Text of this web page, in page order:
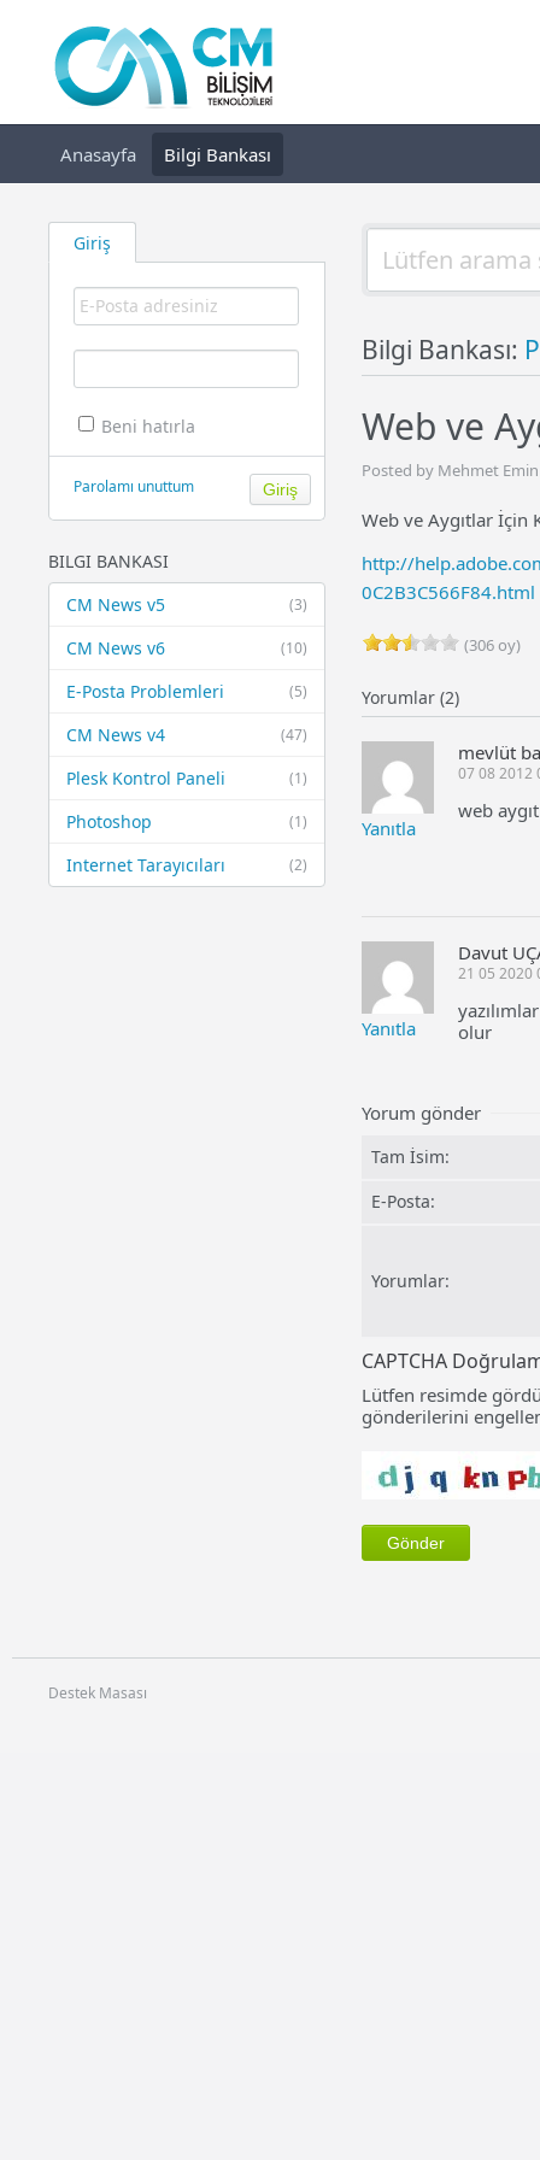
Anasayfa Bilgi Bankası
Giriş
Beni hatırla
Parolamı unuttum
BILGI BANKASI
(3)
CM News v5
(10)
CM News v6
(5)
E-Posta Problemleri
(47)
CM News v4
(1)
Plesk Kontrol Paneli
(1)
Photoshop
(2)
Internet Tarayıcıları
Bilgi Bankası:
Web ve
Posted by Mehmet Emin
Web ve Aygıtlar İçin
http://
0C2B3C566F84.html
(306 oy)
Yorumlar (2)
Yanıtla
mevlüt
07 08 2012
web
Yanıtla
Davut
21 05 2020
olur
Yorum gönder
Tam İsim:
E-Posta:
Yorumlar:
CAPTCHA
Lütfen resimde
gönderilerini
Destek Masası